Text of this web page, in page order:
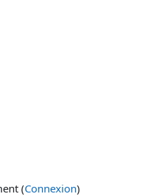
(Connexion)